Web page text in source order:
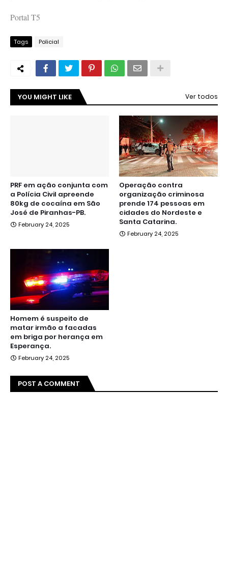
Portal T5
Tags Policial
YOU MIGHT LIKE Ver todos
PRF em ação conjunta com
a Polícia Civil apreende
80kg de cocaína em São
José de Piranhas-PB.
February 24, 2025
Operação contra
organização criminosa
prende 174 pessoas em
cidades do Nordeste e
Santa Catarina.
February 24, 2025
Homem é suspeito de
matar irmão a facadas
em briga por herança em
Esperança.
February 24, 2025
POST A COMMENT